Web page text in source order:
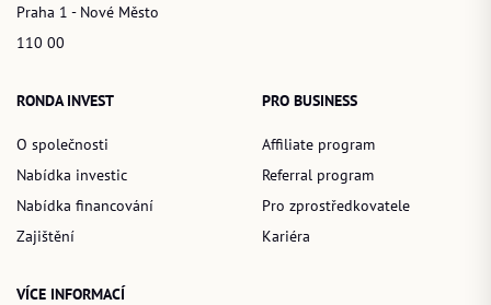
Praha 1 - Nové Město
110 00
RONDA INVEST
O společnosti
Nabídka investic
Nabídka financování
Zajištění
PRO BUSINESS
Affiliate program
Referral program
Pro zprostředkovatele
Kariéra
VÍCE INFORMACÍ